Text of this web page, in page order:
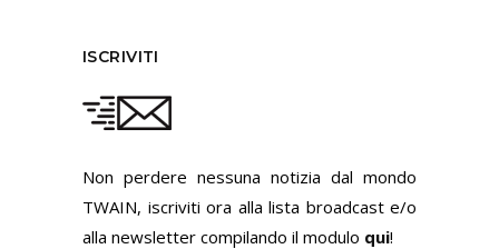
ISCRIVITI
Non perdere nessuna notizia dal mondo
TWAIN, iscriviti ora alla lista broadcast e/o
alla newsletter compilando il modulo qui!